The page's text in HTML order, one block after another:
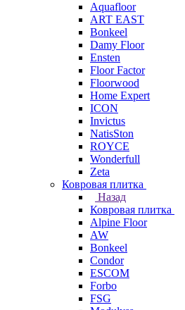
Aquafloor
ART EAST
Bonkeel
Damy Floor
Ensten
Floor Factor
Floorwood
Home Expert
ICON
Invictus
NatisSton
ROYCE
Wonderfull
Zeta
Ковровая плитка
Назад
Ковровая плитка
Alpine Floor
AW
Bonkeel
Condor
ESCOM
Forbo
FSG